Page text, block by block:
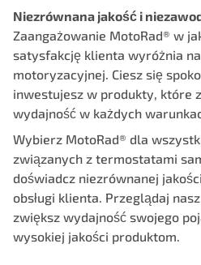
Niezrównana jakość i
Zaangażowanie MotoRad® w
satysfakcję klienta wyróżnia
motoryzacyjnej. Ciesz się
inwestujesz w produkty, które
wydajność w każdych
Wybierz MotoRad® dla
związanych z termostatami
doświadcz niezrównanej
obsługi klienta. Przeglądaj
zwiększ wydajność swojego
wysokiej jakości produktom.